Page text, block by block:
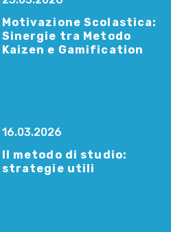
Motivazione Scolastica:
Sinergie tra Metodo
Kaizen e Gamification
16.03.2026
Il metodo di studio:
strategie utili